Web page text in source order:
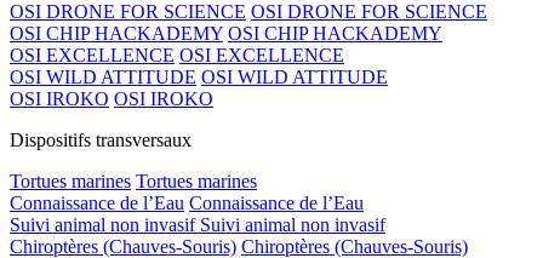
OSI DRONE FOR SCIENCE OSI DRONE FOR SCIENCE
OSI CHIP HACKADEMY OSI CHIP HACKADEMY
OSI EXCELLENCE OSI EXCELLENCE
OSI WILD ATTITUDE OSI WILD ATTITUDE
OSI IROKO OSI IROKO
Dispositifs transversaux
Tortues marines Tortues marines
Connaissance de l’Eau Connaissance de l’Eau
Suivi animal non invasif Suivi animal non invasif
Chiroptères (Chauves-Souris) Chiroptères (Chauves-Souris)